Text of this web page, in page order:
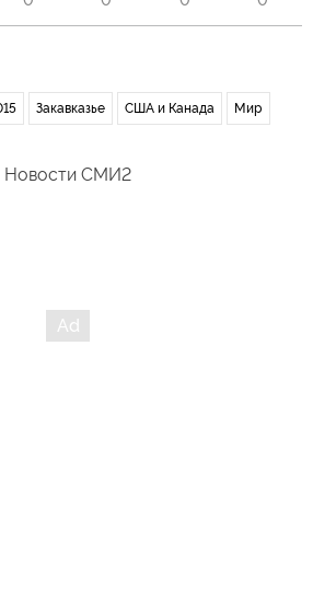
Закавказье США и Канада Мир
Новости СМИ2